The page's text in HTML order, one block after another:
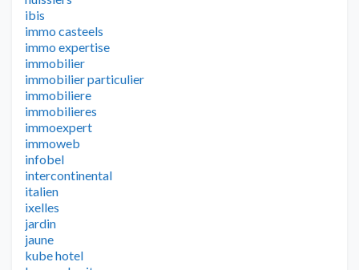
ibis
immo casteels
immo expertise
immobilier
immobilier particulier
immobiliere
immobilieres
immoexpert
immoweb
infobel
intercontinental
italien
ixelles
jardin
jaune
kube hotel